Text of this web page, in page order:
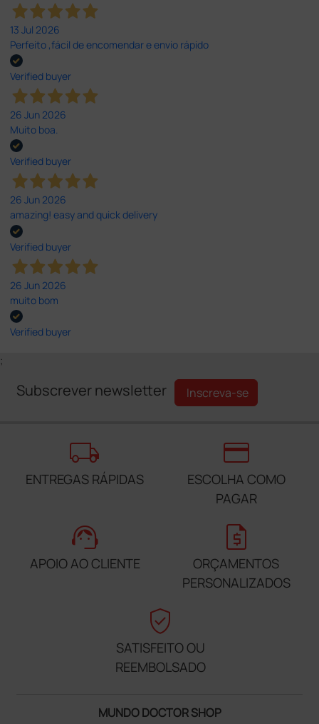
13 Jul 2026
Perfeito ,fácil de encomendar e envio rápido
Verified buyer
26 Jun 2026
Muito boa.
Verified buyer
26 Jun 2026
amazing! easy and quick delivery
Verified buyer
26 Jun 2026
muito bom
Verified buyer
;
Subscrever newsletter Inscreva-se
local_shipping
ENTREGAS RÁPIDAS
credit_card
ESCOLHA COMO
PAGAR
support_agent
APOIO AO CLIENTE
request_quote
ORÇAMENTOS
PERSONALIZADOS
verified_user
SATISFEITO OU
REEMBOLSADO
MUNDO DOCTOR SHOP